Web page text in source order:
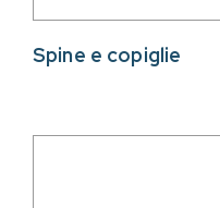
Spine e copiglie